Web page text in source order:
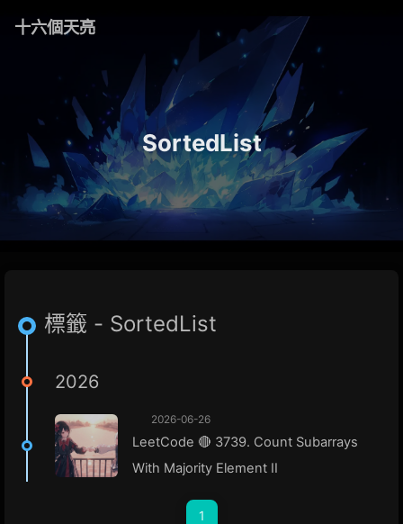
十六個天亮
SortedList
標籤 - SortedList
2026
2026-06-26
LeetCode 🔴 3739. Count Subarrays
With Majority Element II
1